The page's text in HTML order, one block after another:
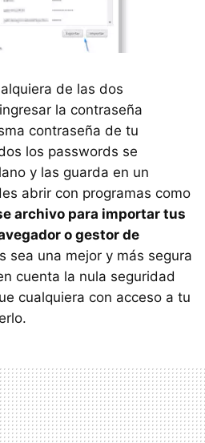
de las dos
la contraseña
contraseña de tu
los passwords se
y las guarda en un
abrir con programas como
archivo para importar tus
o gestor de
sea una mejor y más segura
cuenta la nula seguridad
cualquiera con acceso a tu